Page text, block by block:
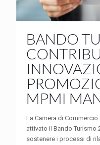
BANDO
MPMI
La Camera di
attivato il Bando Turismo
sostenere i processi di